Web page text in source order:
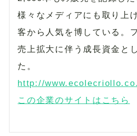
様々なメディアにも取り上
客から人気を博している。
売上拡大に伴う成長資金と
た。
http://
この企業のサイトはこちら